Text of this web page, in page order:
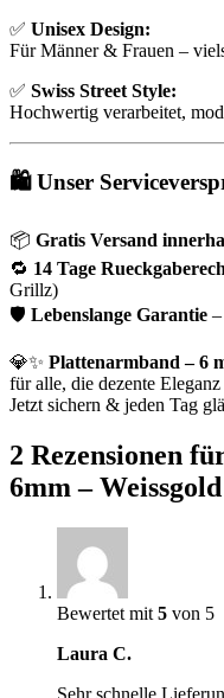
✅ Unisex Design:
Für Männer & Frauen –
✅ Swiss Street Style:
Hochwertig verarbeitet,
🛍 Unser
📦 Gratis Versand
🔁 14 Tage
Grillz)
🛡 Lebenslange Garantie
💎✨ Plattenarmband – 6
für alle, die dezente
Jetzt sichern & jeden Tag
2 Rezensionen
6mm – Weissgold
Bewertet mit 5 von 5
Laura C.
Sehr schnelle